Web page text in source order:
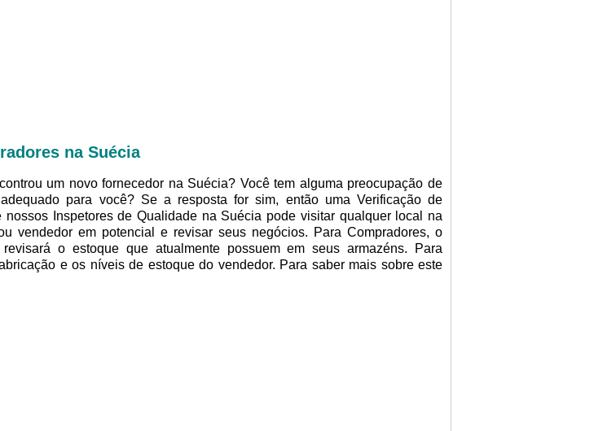
na Suécia
um novo fornecedor na Suécia? Você tem alguma preocupação de
para você? Se a resposta for sim, então uma Verificação de
Inspetores de Qualidade na Suécia pode visitar qualquer local na
vendedor em potencial e revisar seus negócios. Para Compradores, o
o estoque que atualmente possuem em seus armazéns.
Para
e os níveis de estoque do vendedor. Para saber mais sobre este